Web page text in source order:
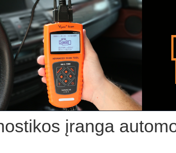
įranga